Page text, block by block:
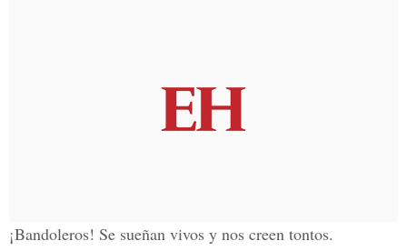
¡Bandoleros! Se sueñan vivos y nos creen tontos.